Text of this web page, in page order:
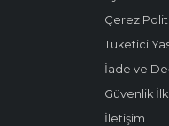
Çerez
Tüketici
İade ve
Güvenlik
İletişim